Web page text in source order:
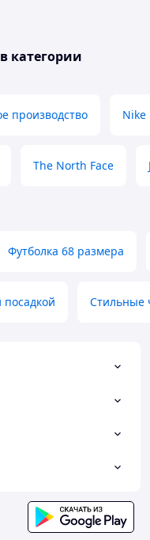
в категории
производство Nike
The North Face
Футболка 68 размера
Стильные